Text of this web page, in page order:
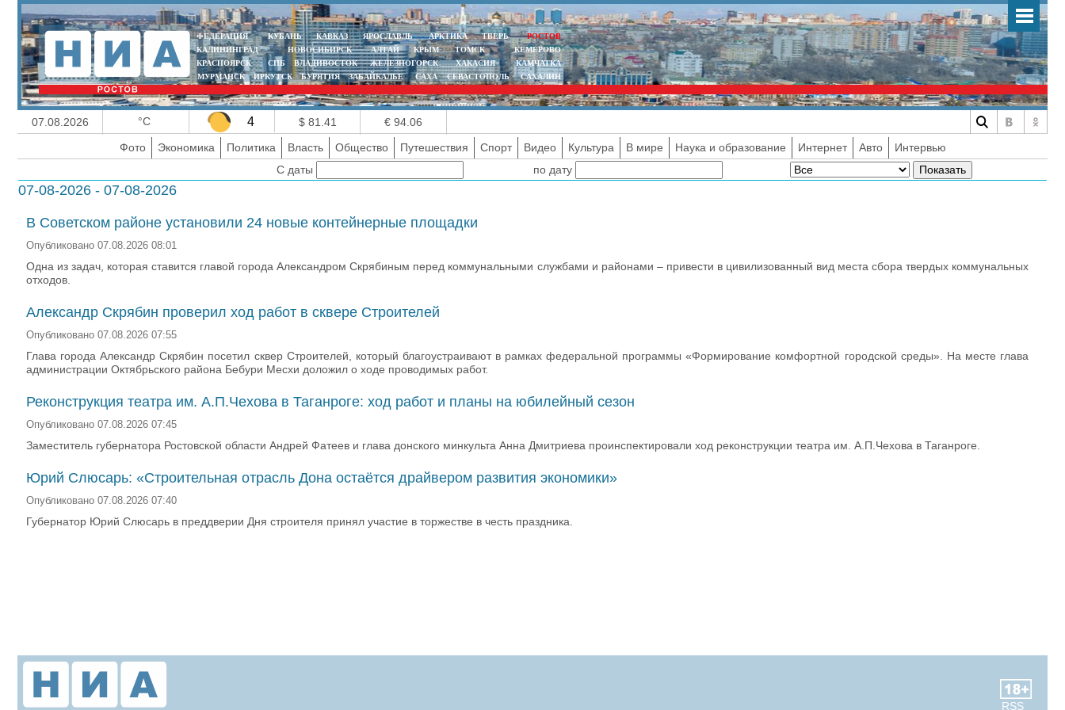
ФЕДЕРАЦИЯ КУБАНЬ КАВКАЗ ЯРОСЛАВЛЬ АРКТИКА ТВЕРЬ
РОСТОВ
КАЛИНИНГРАД
НОВОСИБИРСК АЛТАЙ КРЫМ ТОМСК
КЕМЕРОВО
КРАСНОЯРСК
СПБ ВЛАДИВОСТОК ЖЕЛЕЗНОГОРСК ХАКАСИЯ
КАМЧАТКА
МУРМАНСК
ИРКУТСК БУРЯТИЯ ЗАБАЙКАЛЬЕ САХА СЕВАСТОПОЛЬ САХАЛИН
07.08.2026 °C 4 $ 81.41
€ 94.06
Фото
Экономика Политика Власть Общество Путешествия Спорт Видео Культура В мире Наука и образование Интернет Авто
Интервью
С даты
по дату
07-08-2026 - 07-08-2026
В Советском районе установили 24 новые контейнерные площадки
Опубликовано 07.08.2026 08:01
Одна из задач, которая ставится главой города Александром Скрябиным перед коммунальными службами и районами – привести в цивилизованный вид места сбора твердых коммунальных
отходов.
Александр Скрябин проверил ход работ в сквере Строителей
Опубликовано 07.08.2026 07:55
Глава города Александр Скрябин посетил сквер Строителей, который благоустраивают в рамках федеральной программы «Формирование комфортной городской среды». На месте глава
администрации Октябрьского района Бебури Месхи доложил о ходе проводимых работ.
Реконструкция театра им. А.П.Чехова в Таганроге: ход работ и планы на юбилейный сезон
Опубликовано 07.08.2026 07:45
Заместитель губернатора Ростовской области Андрей Фатеев и глава донского минкульта Анна Дмитриева проинспектировали ход реконструкции театра им. А.П.Чехова в Таганроге.
Юрий Слюсарь: «Строительная отрасль Дона остаётся драйвером развития экономики»
Опубликовано 07.08.2026 07:40
Губернатор Юрий Слюсарь в преддверии Дня строителя принял участие в торжестве в честь праздника.
RSS